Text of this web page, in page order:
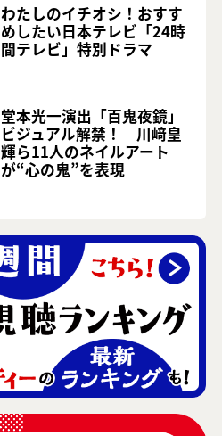
わたしのイチオシ！おすす
めしたい日本テレビ「24時
間テレビ」特別ドラマ
堂本光一演出「百鬼夜鏡」
ビジュアル解禁！ 川﨑皇
輝ら11人のネイルアート
が“心の鬼”を表現